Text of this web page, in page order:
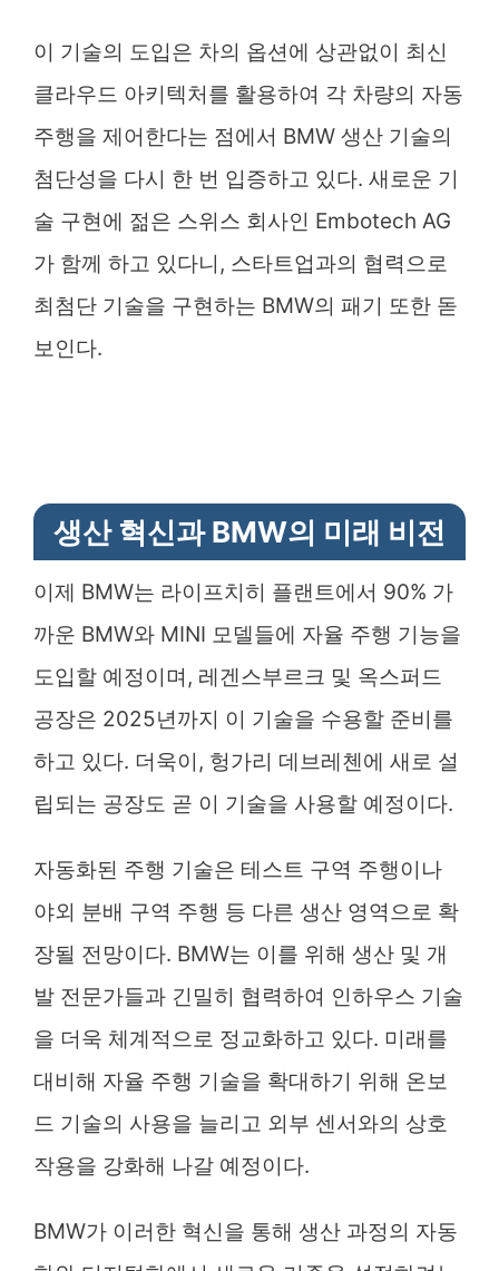
이 기술의 도입은 차의 옵션에 상관없이 최신
클라우드 아키텍처를 활용하여 각 차량의 자동
주행을 제어한다는 점에서 BMW 생산 기술의
첨단성을 다시 한 번 입증하고 있다. 새로운 기
술 구현에 젊은 스위스 회사인 Embotech AG
가 함께 하고 있다니, 스타트업과의 협력으로
최첨단 기술을 구현하는 BMW의 패기 또한 돋
보인다.
생산 혁신과 BMW의 미래 비전
이제 BMW는 라이프치히 플랜트에서 90% 가
까운 BMW와 MINI 모델들에 자율 주행 기능을
도입할 예정이며, 레겐스부르크 및 옥스퍼드
공장은 2025년까지 이 기술을 수용할 준비를
하고 있다. 더욱이, 헝가리 데브레첸에 새로 설
립되는 공장도 곧 이 기술을 사용할 예정이다.
자동화된 주행 기술은 테스트 구역 주행이나
야외 분배 구역 주행 등 다른 생산 영역으로 확
장될 전망이다. BMW는 이를 위해 생산 및 개
발 전문가들과 긴밀히 협력하여 인하우스 기술
을 더욱 체계적으로 정교화하고 있다. 미래를
대비해 자율 주행 기술을 확대하기 위해 온보
드 기술의 사용을 늘리고 외부 센서와의 상호
작용을 강화해 나갈 예정이다.
BMW가 이러한 혁신을 통해 생산 과정의 자동